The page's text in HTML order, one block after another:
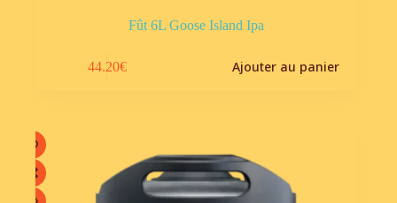
Fût 6L Goose Island Ipa
44.20€ Ajouter au panier